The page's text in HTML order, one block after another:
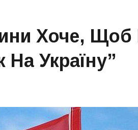
Хоче, Щоб
На Україну”